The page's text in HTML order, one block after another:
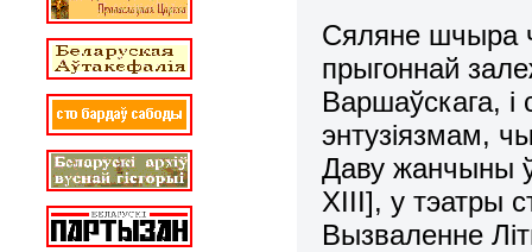
Сяляне шчыра
прыгоннай
Варшаўскага,
энтузіязмам,
Даву жанчыны
ХІІІ], у тэатры
Вызваленне